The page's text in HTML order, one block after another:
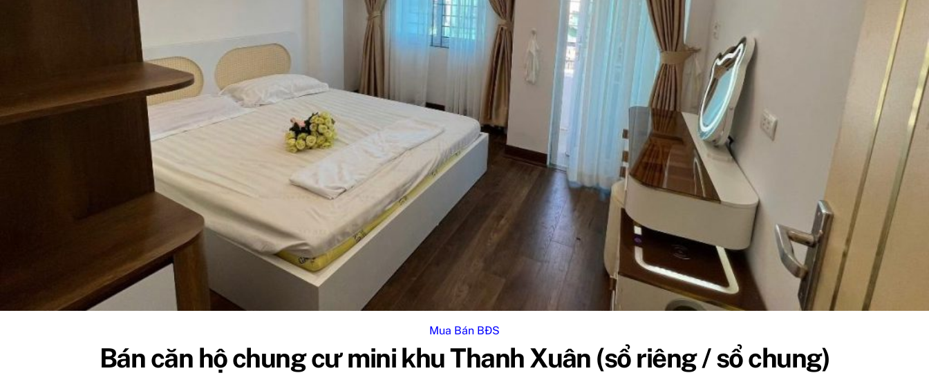
Mua Bán BĐS
Bán căn hộ chung cư mini khu Thanh Xuân (sổ riêng / sổ chung)